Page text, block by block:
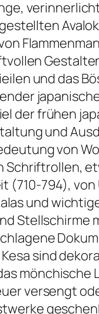
und das
der frühen
und
von
794),
und
Stellschirme
sind
mönchische
versengt